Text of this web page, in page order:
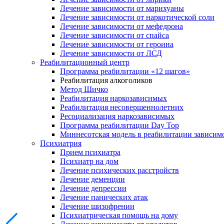
Лечение зависимости от марихуаны
Лечение зависимости от наркотической соли
Лечение зависимости от мефедрона
Лечение зависимости от спайса
Лечение зависимости от героина
Лечение зависимости от ЛСД
Реабилитационный центр
Программа реабилитации «12 шагов»
Реабилитация алкоголиков
Метод Шичко
Реабилитация наркозависимых
Реабилитация несовершеннолетних
Ресоциализация наркозависимых
Программа реабилитации Day Top
Миннесотская модель в реабилитации
Психиатрия
Прием психиатра
Психиатр на дом
Лечение психических расстройств
Лечение деменции
Лечение депрессии
Лечение панических атак
Лечение шизофрении
Психиатрическая помощь на дому